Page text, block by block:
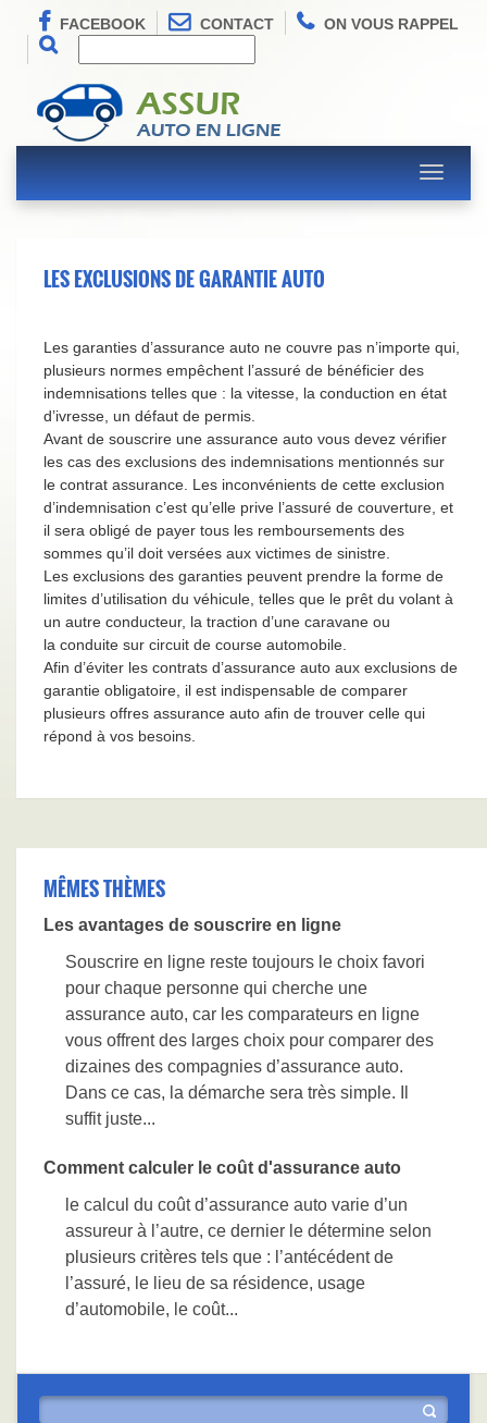
FACEBOOK CONTACT ON VOUS RAPPEL
Toggle
LES EXCLUSIONS DE GARANTIE AUTO
Les garanties d’assurance auto ne couvre pas n’importe qui,
plusieurs normes empêchent l’assuré de bénéficier des
indemnisations telles que : la vitesse, la conduction en état
d’ivresse, un défaut de permis.
Avant de souscrire une assurance auto vous devez vérifier
les cas des exclusions des indemnisations mentionnés sur
le contrat assurance. Les inconvénients de cette exclusion
d’indemnisation c’est qu’elle prive l’assuré de couverture, et
il sera obligé de payer tous les remboursements des
sommes qu’il doit versées aux victimes de sinistre.
Les exclusions des garanties peuvent prendre la forme de
limites d’utilisation du véhicule, telles que le prêt du volant à
un autre conducteur, la traction d’une caravane ou
la conduite sur circuit de course automobile.
Afin d’éviter les contrats d’assurance auto aux exclusions de
garantie obligatoire, il est indispensable de comparer
plusieurs offres assurance auto afin de trouver celle qui
répond à vos besoins.
MÊMES THÈMES
Les avantages de souscrire en ligne
Souscrire en ligne reste toujours le choix favori
pour chaque personne qui cherche une
assurance auto, car les comparateurs en ligne
vous offrent des larges choix pour comparer des
dizaines des compagnies d’assurance auto.
Dans ce cas, la démarche sera très simple. Il
suffit juste...
Comment calculer le coût d'assurance auto
le calcul du coût d’assurance auto varie d’un
assureur à l’autre, ce dernier le détermine selon
plusieurs critères tels que : l’antécédent de
l’assuré, le lieu de sa résidence, usage
d’automobile, le coût...